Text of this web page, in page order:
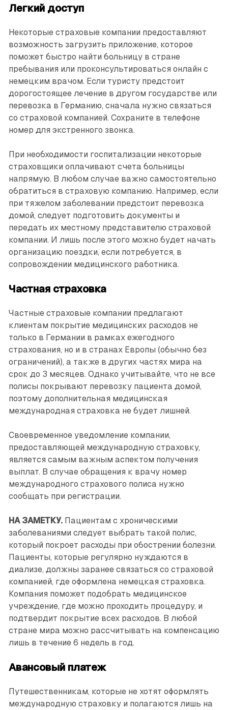
Легкий доступ
Некоторые страховые компании предоставляют
возможность загрузить приложение, которое
поможет быстро найти больницу в стране
пребывания или проконсультироваться онлайн с
немецким врачом. Если туристу предстоит
дорогостоящее лечение в другом государстве или
перевозка в Германию, сначала нужно связаться
со страховой компанией. Сохраните в телефоне
номер для экстренного звонка.
При необходимости госпитализации некоторые
страховщики оплачивают счета больницы
напрямую. В любом случае важно самостоятельно
обратиться в страховую компанию. Например, если
при тяжелом заболевании предстоит перевозка
домой, следует подготовить документы и
передать их местному представителю страховой
компании. И лишь после этого можно будет начать
организацию поездки, если потребуется, в
сопровождении медицинского работника.
Частная страховка
Частные страховые компании предлагают
клиентам покрытие медицинских расходов не
только в Германии в рамках ежегодного
страхования, но и в странах Европы (обычно без
ограничений), а также в других частях мира на
срок до 3 месяцев. Однако учитывайте, что не все
полисы покрывают перевозку пациента домой,
поэтому дополнительная медицинская
международная страховка не будет лишней.
Своевременное уведомление компании,
предоставляющей международную страховку,
является самым важным аспектом получения
выплат. В случае обращения к врачу номер
международного страхового полиса нужно
сообщать при регистрации.
НА ЗАМЕТКУ. Пациентам с хроническими
заболеваниями следует выбрать такой полис,
который покроет расходы при обострении болезни.
Пациенты, которые регулярно нуждаются в
диализе, должны заранее связаться со страховой
компанией, где оформлена немецкая страховка.
Компания поможет подобрать медицинское
учреждение, где можно проходить процедуру, и
подтвердит покрытие всех расходов. В любой
стране мира можно рассчитывать на компенсацию
лишь в течение 6 недель в год.
Авансовый платеж
Путешественникам, которые не хотят оформлять
международную страховку и полагаются лишь на